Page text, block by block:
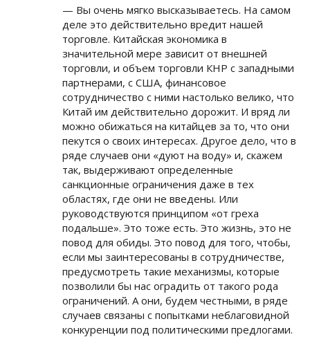
— Вы очень мягко высказываетесь. На самом
деле это действительно вредит нашей
торговле. Китайская экономика в
значительной мере зависит от внешней
торговли, и объем торговли КНР с западными
партнерами, с США, финансовое
сотрудничество с ними настолько велико, что
Китай им действительно дорожит. И вряд ли
можно обижаться на китайцев за то, что они
пекутся о своих интересах. Другое дело, что в
ряде случаев они «дуют на воду» и, скажем
так, выдерживают определенные
санкционные ограничения даже в тех
областях, где они не введены. Или
руководствуются принципом «от греха
подальше». Это тоже есть. Это жизнь, это не
повод для обиды. Это повод для того, чтобы,
если мы заинтересованы в сотрудничестве,
предусмотреть такие механизмы, которые
позволили бы нас оградить от такого рода
ограничений. А они, будем честными, в ряде
случаев связаны с попытками неблаговидной
конкуренции под политическими предлогами.